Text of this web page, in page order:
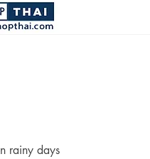
rainy days